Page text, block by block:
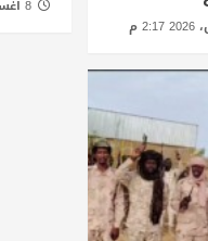
8 أغسطس، 2026 12:26 ص